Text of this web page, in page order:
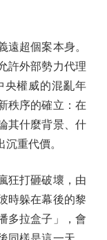
超個案本身。
許外部勢力代理
央權威的混亂年
秩序的確立：在
其什麼背景、什
重代價。
打砸破壞，由
時躲在幕後的黎
多拉盒子」，會